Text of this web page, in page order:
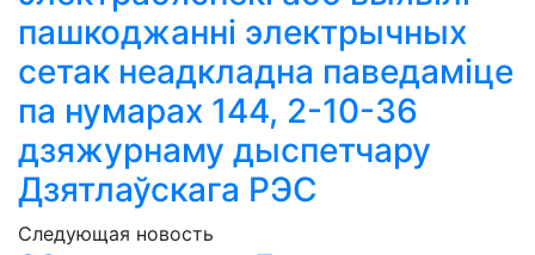
пашкоджанні электрычных
сетак неадкладна паведаміце
па нумарах 144, 2-10-36
дзяжурнаму дыспетчару
Дзятлаўскага РЭС
Следующая новость